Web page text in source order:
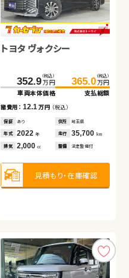
トヨタ ヴォクシー
352.9 （税込）
万円
車両本体価格
365.0 （税込）
万円
支払総額
諸費用： 12.1 万円 （税込）
保証 あり 住所 埼玉県
年式 2022年 走行 35,700 km
排気 2,000cc 整備 法定整備付
見積もり・在庫確認
ダイハツ ムーヴ キャンバ
99.8 （税込）
万円
車両本体価格
107.1 （税込）
万円
支払総額
諸費用： 7.3万円（税込）
保証 なし 住所 鳥取県
年式 2017年 走行 35,500 km
排気 660cc 整備 法定整備付
見積もり・在庫確認
トヨタ アクア
72.9 （税込）
万円
車両本体価格
84.4 （税込）
万円
支払総額
諸費用： 11.5 万円 （税込）
保証 あり 住所 埼玉県
年式 2014年 走行 60,600 km
排気 1,500cc 整備 法定整備付
見積もり・在庫確認
スズキ ワゴンＲ
63.0万円
車両本体価格
諸費用：7.5 万円 （税込）
保証 あり 住所 岡山県
排気 660 整備 法定整備付